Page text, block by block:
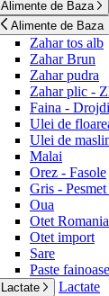
Alimente de Baza
Alimente de Baza
Zahar tos alb
Zahar Brun
Zahar pudra
Zahar plic -
Faina -
Ulei de
Ulei de
Malai
Orez - Fasole
Gris -
Oua
Otet Romania
Otet import
Sare
Paste fainoase
Lactate Lactate